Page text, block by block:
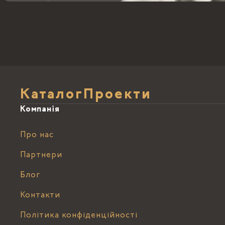
Каталог Проекти
Компанія
Про нас
Партнери
Блог
Контакти
Політика конфіденційності